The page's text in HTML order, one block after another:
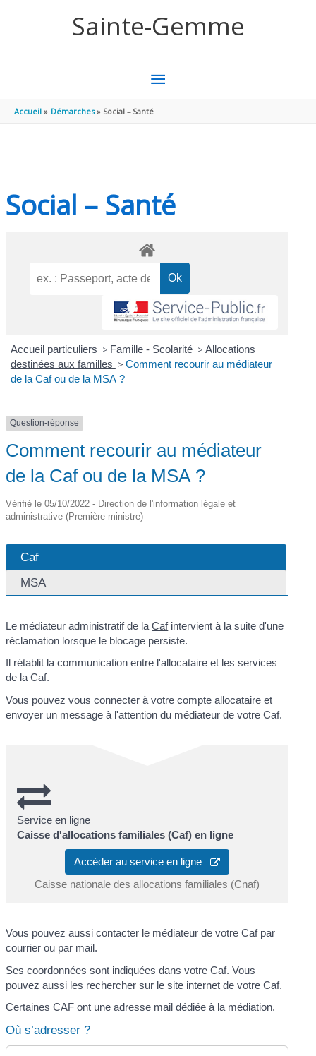
Sainte-Gemme
MENU
PRINCIPAL
Accueil Démarches Social – Santé
Social – Santé
Accueil particuliers > Famille - Scolarité > Allocations
destinées aux familles > Comment recourir au médiateur
de la Caf ou de la MSA ?
Question-réponse
Comment recourir au médiateur
de la Caf ou de la MSA ?
Vérifié le 05/10/2022 - Direction de l'information légale et
administrative (Première ministre)
Caf
MSA
Le médiateur administratif de laCafintervient à la suite d'une
réclamation lorsque le blocage persiste.
Il rétablit la communication entre l'allocataire et les services
de la Caf.
Vous pouvez vous connecter à votre compte allocataire et
envoyer un message à l'attention du médiateur de votre Caf.
Service en ligne
Caisse d'allocations familiales (Caf) en ligne
Accéder au service en ligne
Caisse nationale des allocations familiales (Cnaf)
Vous pouvez aussi contacter le médiateur de votre Caf par
courrier ou par mail.
Ses coordonnées sont indiquées dans votre Caf. Vous
pouvez aussi les rechercher sur le site internet de votre Caf.
Certaines CAF ont une adresse mail dédiée à la médiation.
Où s’adresser ?